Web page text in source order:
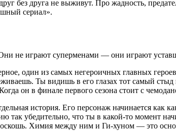
без друга не выживут. Про жадность,
сериал».
не играют суперменами — они играют
один из самых негероичных главных
Ты видишь в его глазах тот самый
он в финале первого сезона стоит с
история. Его персонаж начинается как
так убедительно, что ты в какой-то момент
Химия между ним и Ги-хуном — это